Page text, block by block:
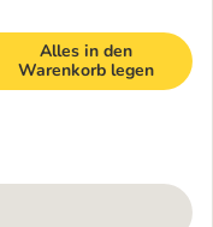
Alles in den
Warenkorb legen